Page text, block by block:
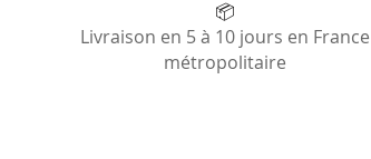
📦
Livraison en 5 à 10 jours en France
métropolitaire